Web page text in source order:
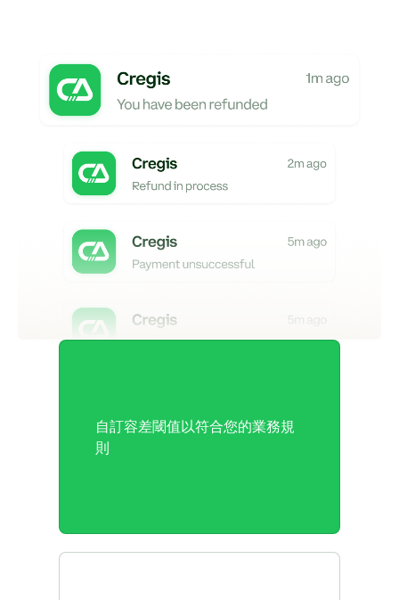
自訂容差閾值以符合您的業務規
則